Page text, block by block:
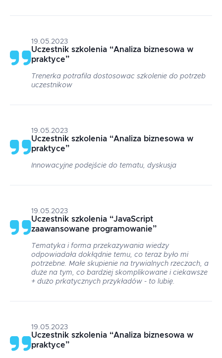
19.05.2023
Uczestnik szkolenia “Analiza biznesowa w
praktyce”
Trenerka potrafila dostosowac szkolenie do potrzeb
uczestnikow
19.05.2023
Uczestnik szkolenia “Analiza biznesowa w
praktyce”
Innowacyjne podejście do tematu, dyskusja
19.05.2023
Uczestnik szkolenia “JavaScript
zaawansowane programowanie”
Tematyka i forma przekazywania wiedzy
odpowiadała dokłądnie temu, co teraz było mi
potrzebne. Małe skupienie na trywialnych rzeczach, a
duże na tym, co bardziej skomplikowane i ciekawsze
+ dużo prkatycznych przykładów - to lubię.
19.05.2023
Uczestnik szkolenia “Analiza biznesowa w
praktyce”